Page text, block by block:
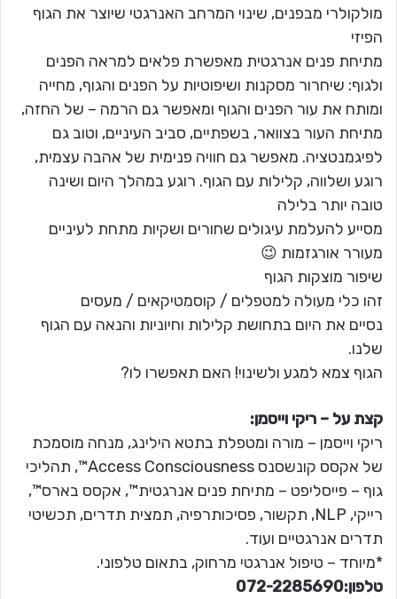
מולקולרי מבפנים, שינוי המרחב האנרגטי שיוצר את הגוף
הפיזי
מתיחת פנים אנרגטית מאפשרת פלאים למראה הפנים
ולגוף: שיחרור מסקנות ושיפוטיות על הפנים והגוף, מחייה
ומותח את עור הפנים והגוף ומאפשר גם הרמה – של החזה,
מתיחת העור בצוואר, בשפתיים, סביב העיניים, וטוב גם
לפיגמנטציה. מאפשר גם חוויה פנימית של אהבה עצמית,
רוגע ושלווה, קלילות עם הגוף. רוגע במהלך היום ושינה
טובה יותר בלילה
מסייע להעלמת עיגולים שחורים ושקיות מתחת לעיניים
מעורר אורגזמות 😉
שיפור מוצקות הגוף
זהו כלי מעולה למטפלים / קוסמטיקאים / מעסים
נסיים את היום בתחושת קלילות וחיוניות והנאה עם הגוף
שלנו.
הגוף צמא למגע ולשינוי! האם תאפשרו לו?
קצת על – ריקי וייסמן:
ריקי וייסמן – מורה ומטפלת בתטא הילינג, מנחה מוסמכת
של אקסס קונשסנס Access Consciousness™, תהליכי
גוף – פייסליפט – מתיחת פנים אנרגטית™, אקסס בארס™,
רייקי, NLP, תקשור, פסיכותרפיה, תמצית תדרים, תכשיטי
תדרים אנרגטיים ועוד.
*מיוחד – טיפול אנרגטי מרחוק, בתאום טלפוני.
טלפון:072-2285690